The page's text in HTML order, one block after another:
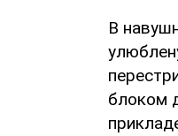
В
блоком